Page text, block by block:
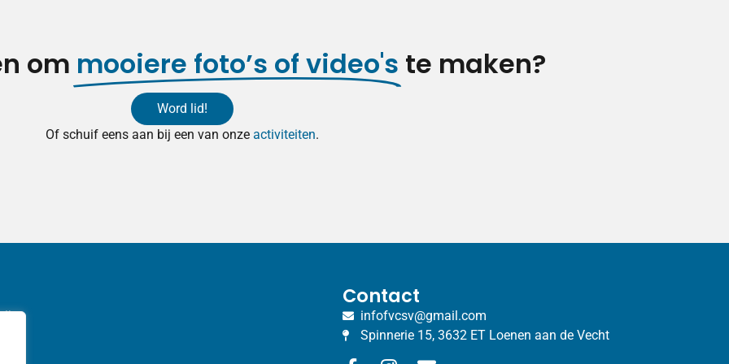
om mooiere foto’s of video's te maken?
Word lid!
Of schuif eens aan bij een van onze activiteiten.
Contact
infofvcsv@gmail.com
Spinnerie 15, 3632 ET Loenen aan de Vecht